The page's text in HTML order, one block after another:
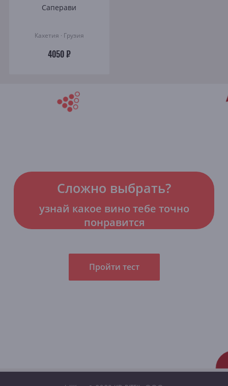
Саперави
Кахетия · Грузия
4050 ₽
Сложно выбрать?
узнай какое вино тебе точно
понравится
Пройти тест